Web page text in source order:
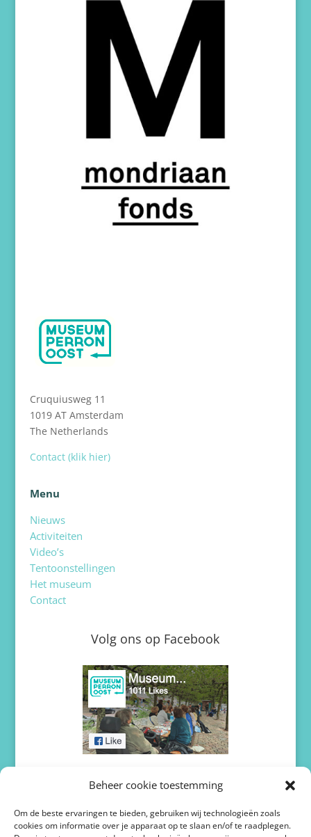
Beheer cookie toestemming
Om de beste ervaringen te bieden, gebruiken wij technologieën zoals
cookies om informatie over je apparaat op te slaan en/of te raadplegen.
Cruquiusweg 11
1019 AT Amsterdam
The Netherlands
Contact (klik hier)
Menu
Nieuws
Activiteiten
Video’s
Tentoonstellingen
Het museum
Contact
Volg ons op Facebook
Volg ons op Twitter / X